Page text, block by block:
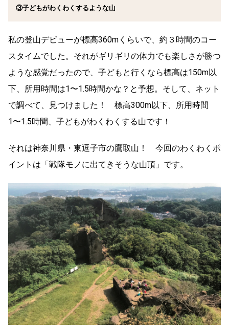
③子どもがわくわくするような山
私の登山デビューが標高360mくらいで、約３時間のコー
スタイムでした。それがギリギリの体力でも楽しさが勝つ
ような感覚だったので、子どもと行くなら標高は150m以
下、所用時間は1〜1.5時間かな？と予想。そして、ネット
で調べて、見つけました！ 標高300m以下、所用時間
1〜1.5時間、子どもがわくわくする山です！
それは神奈川県・東逗子市の鷹取山！ 今回のわくわくポ
イントは「戦隊モノに出てきそうな山頂」です。